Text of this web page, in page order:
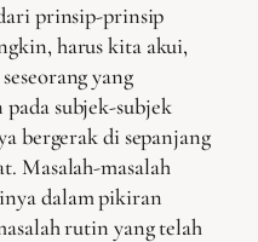
prinsip-prinsip
harus kita akui,
yang
subjek-subjek
bergerak di sepanjang
Masalah-masalah
dalam pikiran
rutin yang telah